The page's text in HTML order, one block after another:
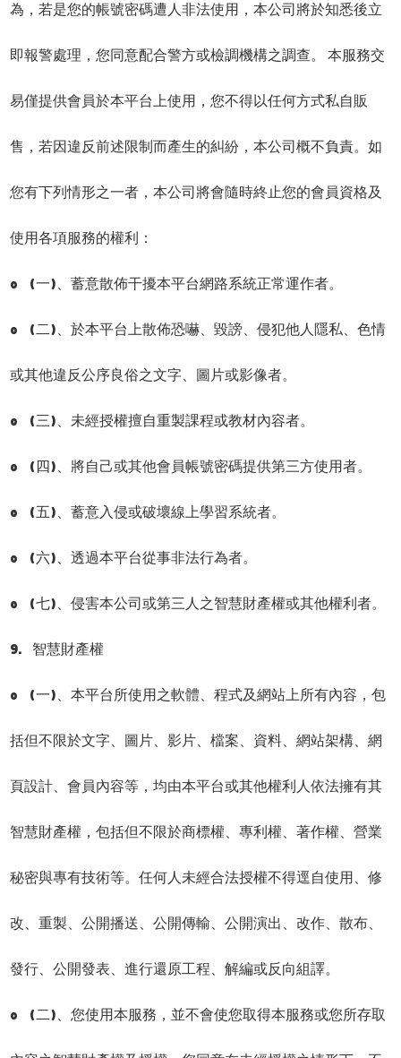
為，若是您的帳號密碼遭人非法使用，本公司將於知悉後立
即報警處理，您同意配合警方或檢調機構之調查。 本服務交
易僅提供會員於本平台上使用，您不得以任何方式私自販
售，若因違反前述限制而產生的糾紛，本公司概不負責。如
您有下列情形之一者，本公司將會隨時終止您的會員資格及
使用各項服務的權利：
o (一)、蓄意散佈干擾本平台網路系統正常運作者。
o (二)、於本平台上散佈恐嚇、毀謗、侵犯他人隱私、色情
或其他違反公序良俗之文字、圖片或影像者。
o (三)、未經授權擅自重製課程或教材內容者。
o (四)、將自己或其他會員帳號密碼提供第三方使用者。
o (五)、蓄意入侵或破壞線上學習系統者。
o (六)、透過本平台從事非法行為者。
o (七)、侵害本公司或第三人之智慧財產權或其他權利者。
9. 智慧財產權
o (一)、本平台所使用之軟體、程式及網站上所有內容，包
括但不限於文字、圖片、影片、檔案、資料、網站架構、網
頁設計、會員內容等，均由本平台或其他權利人依法擁有其
智慧財產權，包括但不限於商標權、專利權、著作權、營業
秘密與專有技術等。任何人未經合法授權不得逕自使用、修
改、重製、公開播送、公開傳輸、公開演出、改作、散布、
發行、公開發表、進行還原工程、解編或反向組譯。
o (二)、您使用本服務，並不會使您取得本服務或您所存取